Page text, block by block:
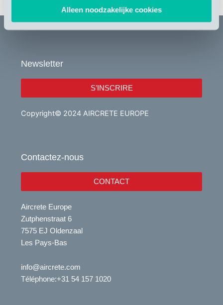
Alleen noodzakelijke cookies
Newsletter
S’INSCRIRE
Copyright© 2024 AIRCRETE EUROPE
Contactez-nous
CONTACT
Aircrete Europe
Zutphenstraat 6
7575 EJ Oldenzaal
Les Pays-Bas
info@aircrete.com
Téléphone:+31 54 157 1020